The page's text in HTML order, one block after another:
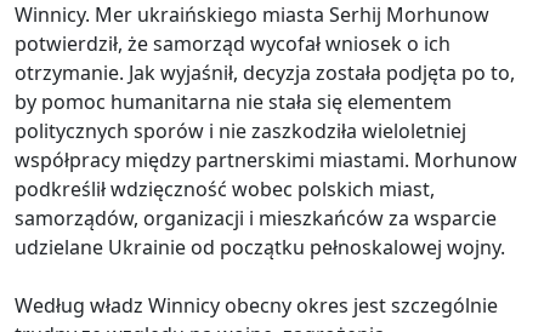
Winnicy. Mer ukraińskiego miasta Serhij Morhunow
potwierdził, że samorząd wycofał wniosek o ich
otrzymanie. Jak wyjaśnił, decyzja została podjęta po to,
by pomoc humanitarna nie stała się elementem
politycznych sporów i nie zaszkodziła wieloletniej
współpracy między partnerskimi miastami. Morhunow
podkreślił wdzięczność wobec polskich miast,
samorządów, organizacji i mieszkańców za wsparcie
udzielane Ukrainie od początku pełnoskalowej wojny.
Według władz Winnicy obecny okres jest szczególnie